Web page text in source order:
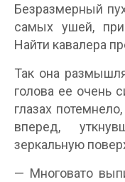
Безразмерный
самых ушей,
Найти кавалера
Так она
голова ее очень
глазах
вперед,
зеркальную
— Многовато